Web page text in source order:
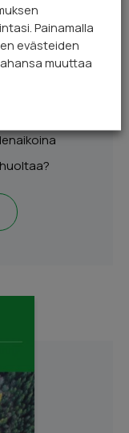
–
tuo
ylläpitoon?
Painamalla
evästeiden
muuttaa